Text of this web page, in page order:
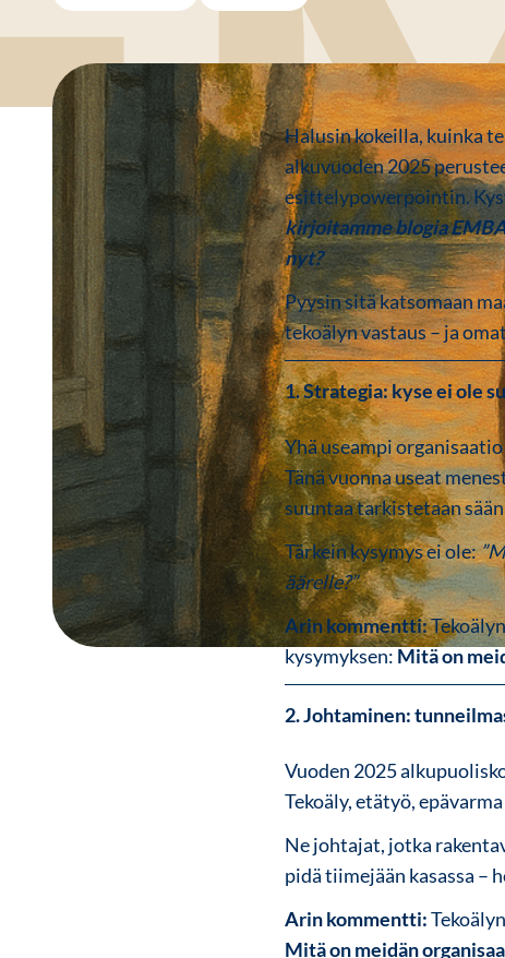
Halusin kokeilla, kuinka
alkuvuoden 2025
esittelypowerpointin.
kirjoitamme blogia
nyt?
Pyysin sitä katsomaan
tekoälyn vastaus – ja
1. Strategia: kyse ei ole
Yhä useampi
Tänä vuonna useat
suuntaa tarkistetaan
Tärkein kysymys ei ole:
äärelle?”
Arin kommentti:
kysymyksen: Mitä on
2. Johtaminen:
Vuoden 2025
Tekoäly, etätyö,
Ne johtajat, jotka
pidä tiimejään kasassa –
Arin kommentti:
Mitä on meidän